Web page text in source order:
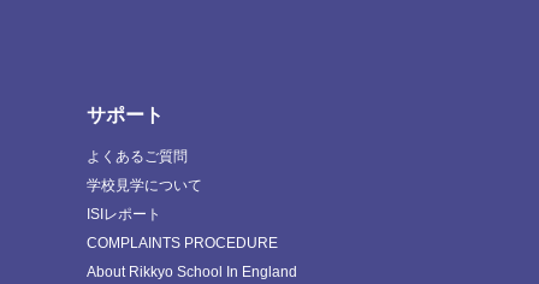
サポート
よくあるご質問
学校見学について
ISIレポート
COMPLAINTS PROCEDURE
About Rikkyo School In England